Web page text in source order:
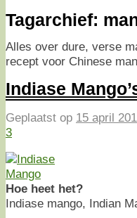
Tagarchief:
Alles over dure, verse
recept voor Chinese
Indiase
Geplaatst op 15 april
3
Hoe heet het?
Indiase mango, Indian